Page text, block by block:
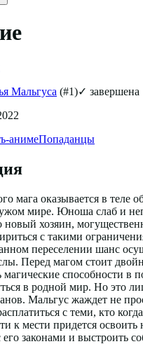
Мальгуса (#1)✓ завершена
анимеПопаданцы
мага оказывается в теле
мире. Юноша слаб и
новый хозяин,
с такими
переселении шанс
Перед магом стоит
магические способности в
в родной мир. Но это
Мальгус жаждет не
с теми, кто
к мести придется
его законами и выстроить